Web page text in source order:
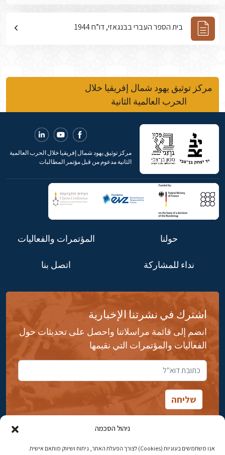
ניהול הסכמה
אנו משתמשים בעוגיות (Cookies) לצורך הפעלת האתר, ניתוח ושיווק מותאם אישית.
בית הספר העברי בבנגאזי, דו”ח 1944
مركز توثيق يهود شمال إفريقيا خلال
الحرب العالمية الثانية
مركز توثيق يهود شمال إفريقيا خلال الحرب العالمية
الثانية مدعوم من قبل مؤتمر المطالبات
حولنا المؤتمرات والفعاليات
نداء للمشاركة اتصل بنا
اشترك في نشرتنا الإخبارية
انضم إلى قائمة مراسلاتنا واحصل على تحديثات حول
الفعاليات والمؤتمرات التي نقيمها